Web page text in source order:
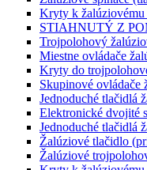
Kryty k
STIAHNUTÝ Z
Trojpolohový
Miestne ovládače
Kryty do
Skupinové ovládače
Jednoduché tlačidlá
Elektronické dvojité
Jednoduché tlačidlá
Žalúziové tlačidlo
Žalúziové